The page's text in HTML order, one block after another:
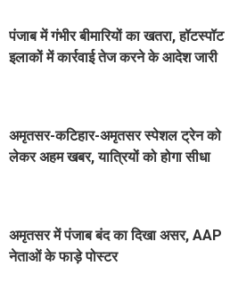
पंजाब में गंभीर बीमारियों का खतरा, हॉटस्पॉट
इलाकों में कार्रवाई तेज करने के आदेश जारी
अमृतसर-कटिहार-अमृतसर स्पेशल ट्रेन को
लेकर अहम खबर, यात्रियों को होगा सीधा
अमृतसर में पंजाब बंद का दिखा असर, AAP
नेताओं के फाड़े पोस्टर